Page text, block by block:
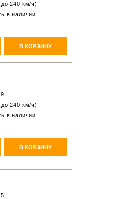
240 км/ч)
в наличии
В КОРЗИНУ
240 км/ч)
в наличии
В КОРЗИНУ